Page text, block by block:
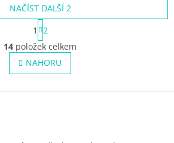
O
v
l
á
NAČÍST DALŠÍ 2
S
t
r
á
n
k
v
1
2
14 položek celkem
NAHORU